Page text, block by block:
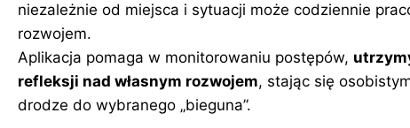
niezależnie od miejsca i sytuacji może codziennie
rozwojem.
Aplikacja pomaga w monitorowaniu postępów,
refleksji nad własnym rozwojem, stając się
drodze do wybranego „bieguna”.